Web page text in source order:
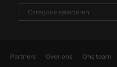
Partners Over ons Ons team